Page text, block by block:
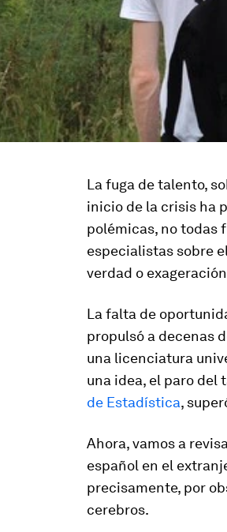
La fuga de talento,
inicio de la crisis ha
polémicas, no todas
especialistas sobre
verdad o
La falta de
propulsó a decenas
una licenciatura
una idea, el paro del
de Estadística,
Ahora, vamos a
español en el
precisamente, por
cerebros.